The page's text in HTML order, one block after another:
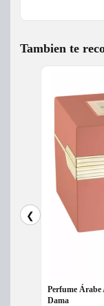
Tambien te
❮
Perfume Árabe
Dama